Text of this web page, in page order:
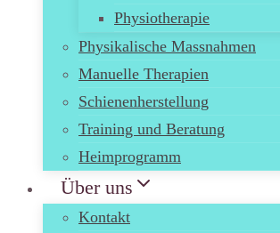
Physiotherapie
Physikalische Massnahmen
Manuelle Therapien
Schienenherstellung
Training und Beratung
Heimprogramm
Über uns
Kontakt